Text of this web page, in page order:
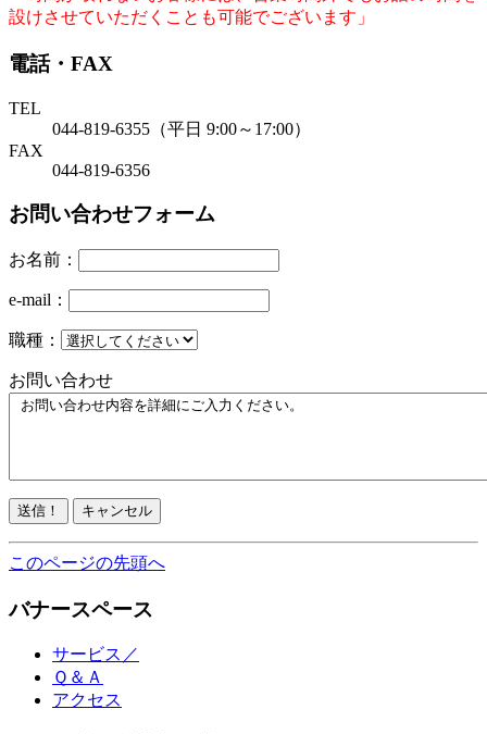
設けさせていただくことも可能でございます」
電話・FAX
TEL
044-819-6355（平日 9:00～17:00）
FAX
044-819-6356
お問い合わせフォーム
お名前：
e-mail：
職種：
お問い合わせ
このページの先頭へ
バナースペース
サービス／
Ｑ＆Ａ
アクセス